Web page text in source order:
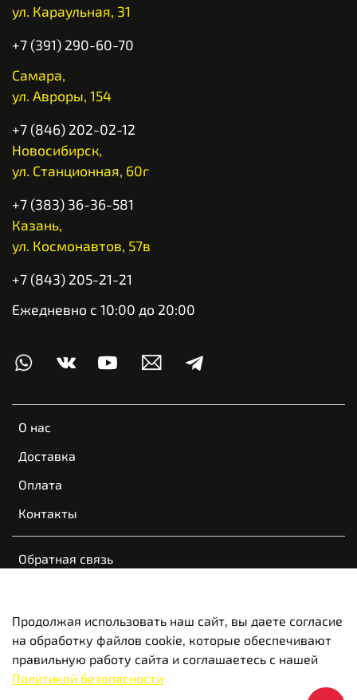
О нас
Доставка
Оплата
Контакты
Обратная связь
Оферта и политика конфиденциальности
Вакансии
ул. Караульная, 31
+7 (391) 290-60-70
Самара,
ул. Авроры, 154
+7 (846) 202-02-12
Новосибирск,
ул. Станционная, 60г
+7 (383) 36-36-581
Казань,
ул. Космонавтов, 57в
+7 (843) 205-21-21
Ежедневно с 10:00 до 20:00
Продолжая использовать наш сайт, вы даете согласие
на обработку файлов cookie, которые обеспечивают
правильную работу сайта и соглашаетесь с нашей
Политикой безопасности